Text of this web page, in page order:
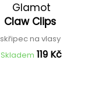
Glamot
Claw Clips
skřipec na vlasy
Skladem 119 Kč